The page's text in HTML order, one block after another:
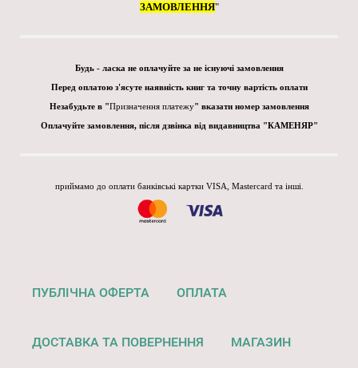
ЗАМОВЛЕННЯ"
Будь - ласка не оплачуйте за не існуючі замовлення
Перед оплатою з'ясуте наявність книг та точну вартість оплати
Незабудьте в "Призначення платежу" вказати номер замовлення
Оплачуйте замовлення, після дзвінка від видавництва "КАМЕНЯР"
приймамо до оплати банківські картки VISA, Mastercard та інші.
ПУБЛІЧНА ОФЕРТА ОПЛАТА
ДОСТАВКА ТА ПОВЕРНЕННЯ МАГАЗИН